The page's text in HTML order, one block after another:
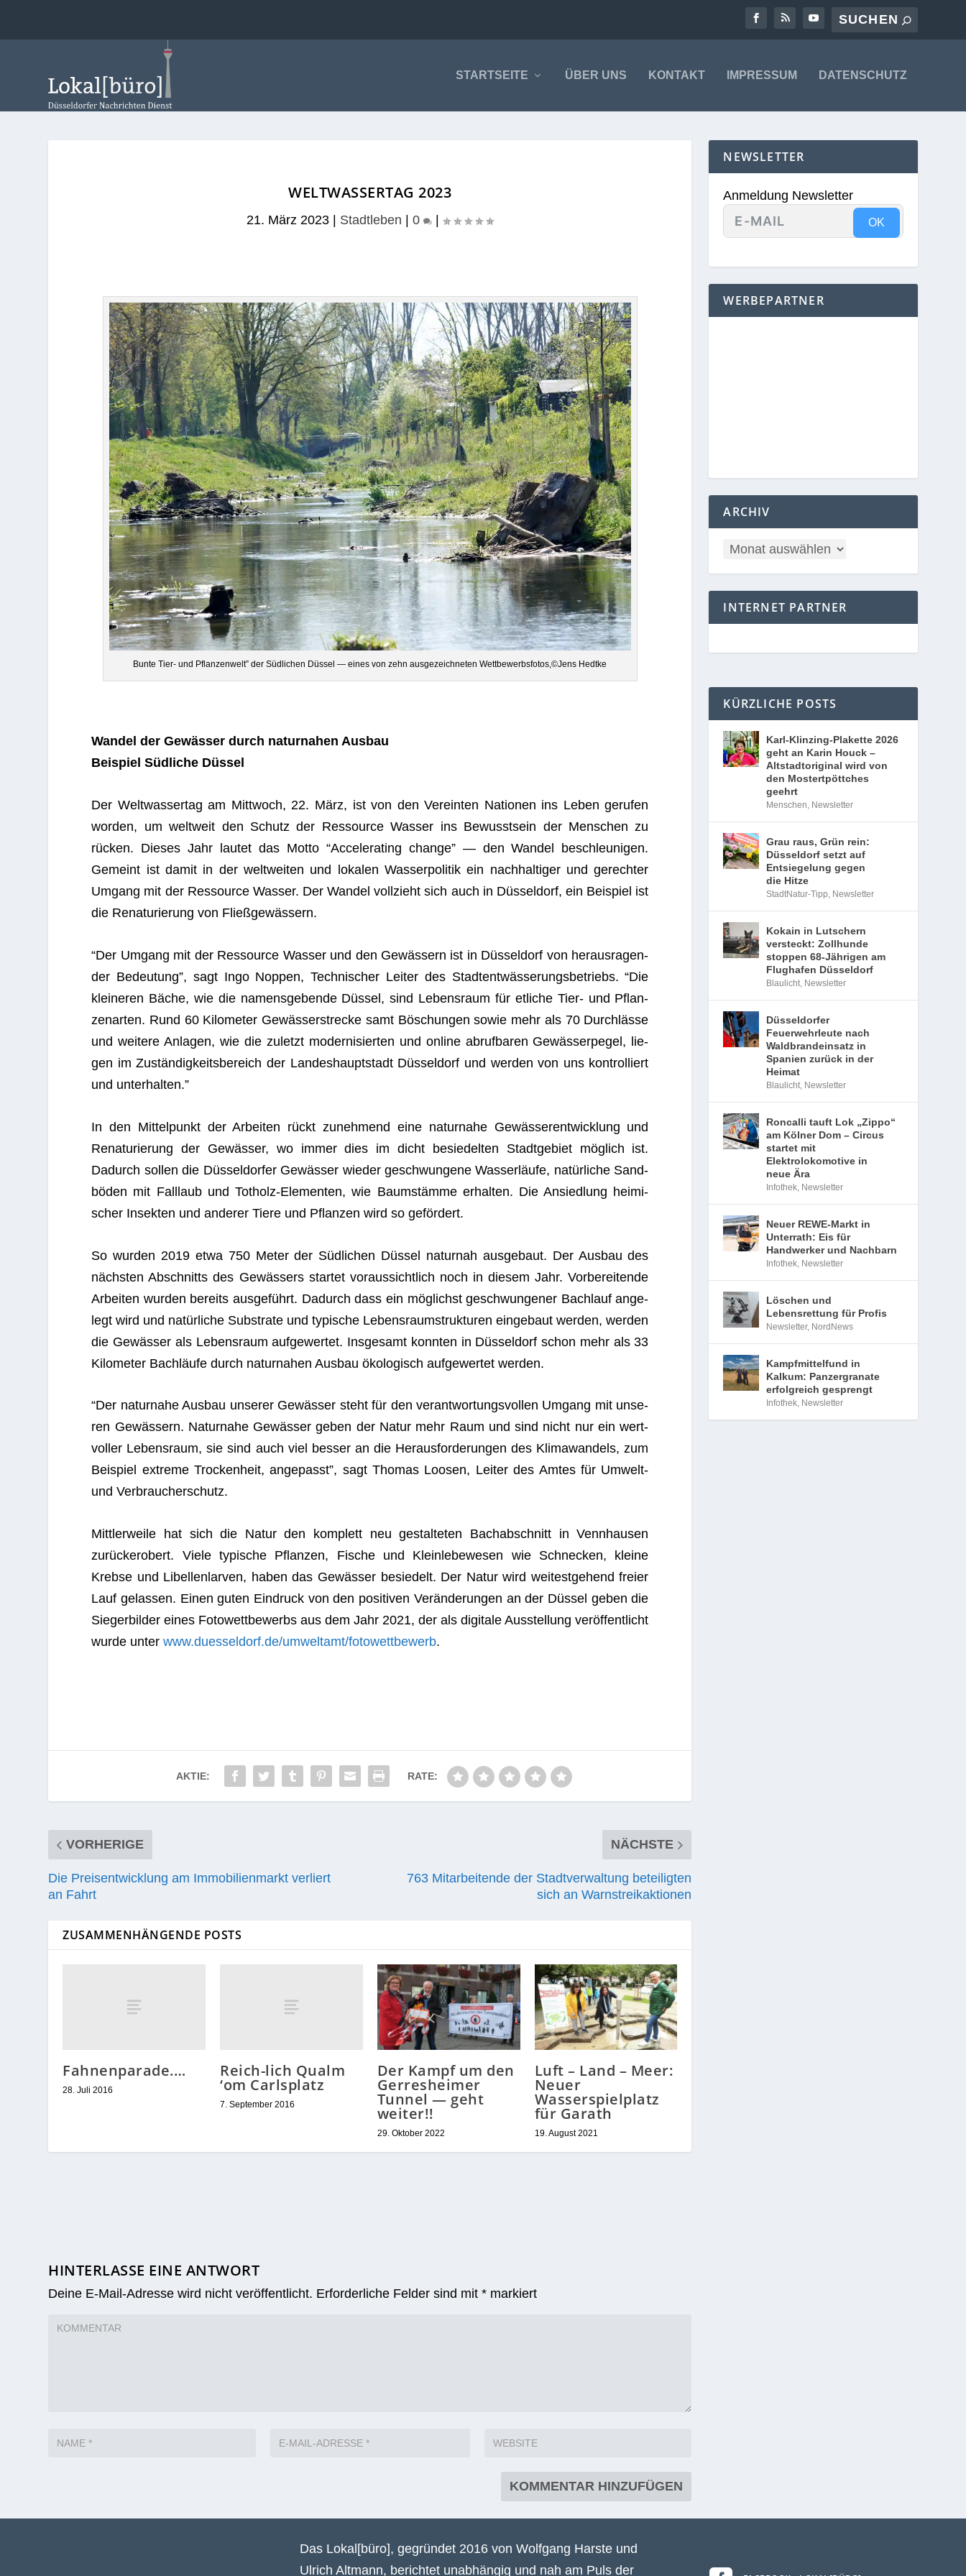
STARTSEITE ÜBER UNS KONTAKT IMPRESSUM DATENSCHUTZ
WELTWASSERTAG 2023
21. März 2023 Stadtleben |0 |
Bunte Tier- und Pflan­zen­welt” der Süd­li­chen Düs­sel — eines von zehn aus­ge­zeich­ne­ten Wettbewerbsfotos,©Jens Hedtke
Wan­del der Gewäs­ser durch natur­na­hen Ausbau
Bei­spiel Süd­li­che Düssel
Der Welt­was­ser­tag am Mitt­woch, 22. März, ist von den Ver­ein­ten Natio­nen ins Leben geru­fen
wor­den, um welt­weit den Schutz der Res­source Was­ser ins Bewusst­sein der Men­schen zu
rücken. Die­ses Jahr lau­tet das Motto “Acce­le­ra­ting change” — den Wan­del beschleu­ni­gen.
Gemeint ist damit in der welt­wei­ten und loka­len Was­ser­po­li­tik ein nach­hal­ti­ger und gerech­ter
Umgang mit der Res­source Was­ser. Der Wan­del voll­zieht sich auch in Düs­sel­dorf, ein Bei­spiel ist
die Rena­tu­rie­rung von Fließgewässern.
“Der Umgang mit der Res­source Was­ser und den Gewäs­sern ist in Düs­sel­dorf von her­aus­ra­gen­
der Bedeu­tung”, sagt Ingo Nop­pen, Tech­ni­scher Lei­ter des Stadt­ent­wäs­se­rungs­be­triebs. “Die
klei­ne­ren Bäche, wie die namens­ge­bende Düs­sel, sind Lebens­raum für etli­che Tier- und Pflan­
zen­ar­ten. Rund 60 Kilo­me­ter Gewäs­ser­stre­cke samt Böschun­gen sowie mehr als 70 Durch­lässe
und wei­tere Anla­gen, wie die zuletzt moder­ni­sier­ten und online abruf­ba­ren Gewäs­ser­pe­gel, lie­
gen im Zustän­dig­keits­be­reich der Lan­des­haupt­stadt Düs­sel­dorf und wer­den von uns kon­trol­liert
und unterhalten.”
In den Mit­tel­punkt der Arbei­ten rückt zuneh­mend eine natur­nahe Gewäs­ser­ent­wick­lung und
Rena­tu­rie­rung der Gewäs­ser, wo immer dies im dicht besie­del­ten Stadt­ge­biet mög­lich ist.
Dadurch sol­len die Düs­sel­dor­fer Gewäs­ser wie­der geschwun­gene Was­ser­läufe, natür­li­che Sand­
bö­den mit Fall­laub und Tot­holz-Ele­men­ten, wie Baum­stämme erhal­ten. Die Ansied­lung hei­mi­
scher Insek­ten und ande­rer Tiere und Pflan­zen wird so gefördert.
So wur­den 2019 etwa 750 Meter der Süd­li­chen Düs­sel natur­nah aus­ge­baut. Der Aus­bau des
nächs­ten Abschnitts des Gewäs­sers star­tet vor­aus­sicht­lich noch in die­sem Jahr. Vor­be­rei­tende
Arbei­ten wur­den bereits aus­ge­führt. Dadurch dass ein mög­lichst geschwun­ge­ner Bach­lauf ange­
legt wird und natür­li­che Sub­strate und typi­sche Lebens­raum­struk­tu­ren ein­ge­baut wer­den, wer­den
die Gewäs­ser als Lebens­raum auf­ge­wer­tet. Ins­ge­samt konn­ten in Düs­sel­dorf schon mehr als 33
Kilo­me­ter Bach­läufe durch natur­na­hen Aus­bau öko­lo­gisch auf­ge­wer­tet werden.
“Der natur­nahe Aus­bau unse­rer Gewäs­ser steht für den ver­ant­wor­tungs­vol­len Umgang mit unse­
ren Gewäs­sern. Natur­nahe Gewäs­ser geben der Natur mehr Raum und sind nicht nur ein wert­
vol­ler Lebens­raum, sie sind auch viel bes­ser an die Her­aus­for­de­run­gen des Kli­ma­wan­dels, zum
Bei­spiel extreme Tro­cken­heit, ange­passt”, sagt Tho­mas Loo­sen, Lei­ter des Amtes für Umwelt-
und Verbraucherschutz.
Mitt­ler­weile hat sich die Natur den kom­plett neu gestal­te­ten Bach­ab­schnitt in Venn­hau­sen
zurück­er­obert. Viele typi­sche Pflan­zen, Fische und Klein­le­be­we­sen wie Schne­cken, kleine
Krebse und Libel­len­lar­ven, haben das Gewäs­ser besie­delt. Der Natur wird wei­test­ge­hend freier
Lauf gelas­sen. Einen guten Ein­druck von den posi­ti­ven Ver­än­de­run­gen an der Düs­sel geben die
Sie­ger­bil­der eines Foto­wett­be­werbs aus dem Jahr 2021, der als digi­tale Aus­stel­lung ver­öf­fent­licht
wurde unterwww.duesseldorf.de/umweltamt/fotowettbewerb.
AKTIE: RATE:
VORHERIGE
Die Preisentwicklung am Immobilienmarkt verliert
an Fahrt
NÄCHSTE
763 Mitarbeitende der Stadtverwaltung beteiligten
sich an Warnstreikaktionen
ZUSAMMENHÄNGENDE POSTS
Fahnenparade.…
28. Juli 2016
Reich-lich Qualm
‘om Carlsplatz
7. September 2016
Der Kampf um den
Gerresheimer
Tunnel — geht
weiter!!
29. Oktober 2022
Luft – Land – Meer:
Neuer
Wasserspielplatz
für Garath
19. August 2021
HINTERLASSE EINE ANTWORT
Deine E-Mail-Adresse wird nicht veröffentlicht. Erforderliche Felder sind mit* markiert
NEWSLETTER
Anmeldung Newsletter
OK
WERBEPARTNER
ARCHIV
INTERNET PARTNER
KÜRZLICHE POSTS
Karl-Klinzing-Plakette 2026
geht an Karin Houck –
Altstadtoriginal wird von
den Mostertpöttches
geehrt
Menschen, Newsletter
Grau raus, Grün rein:
Düsseldorf setzt auf
Entsiegelung gegen
die Hitze
StadtNatur-Tipp, Newsletter
Kokain in Lutschern
versteckt: Zollhunde
stoppen 68-Jährigen am
Flughafen Düsseldorf
Blaulicht, Newsletter
Düsseldorfer
Feuerwehrleute nach
Waldbrandeinsatz in
Spanien zurück in der
Heimat
Blaulicht, Newsletter
Roncalli tauft Lok „Zippo“
am Kölner Dom – Circus
startet mit
Elektrolokomotive in
neue Ära
Infothek, Newsletter
Neuer REWE-Markt in
Unterrath: Eis für
Handwerker und Nachbarn
Infothek, Newsletter
Löschen und
Lebensrettung für Profis
Newsletter, NordNews
Kampfmittelfund in
Kalkum: Panzergranate
erfolgreich gesprengt
Infothek, Newsletter
Das Lokal[büro], gegründet 2016 von Wolfgang Harste und
Ulrich Altmann, berichtet unabhängig und nah am Puls der